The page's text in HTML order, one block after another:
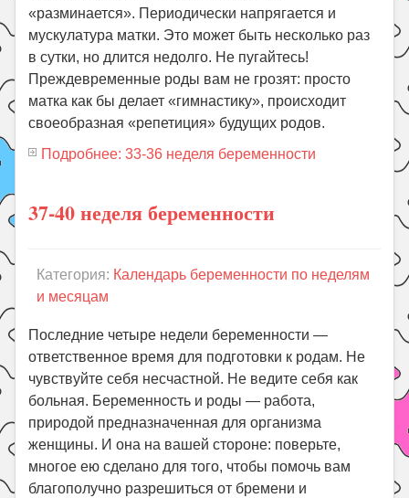
«разминается». Периодически напрягается и
мускулатура матки. Это может быть несколько раз
в сутки, но длится недолго. Не пугайтесь!
Преждевременные роды вам не грозят: просто
матка как бы делает «гимнастику», происходит
своеобразная «репетиция» будущих родов.
Подробнее: 33-36 неделя беременности
37-40 неделя беременности
Категория: Календарь беременности по неделям
и месяцам
Последние четыре недели беременности —
ответственное время для подготовки к родам. Не
чувствуйте себя несчастной. Не ведите себя как
больная. Беременность и роды — работа,
природой предназначенная для организма
женщины. И она на вашей стороне: поверьте,
многое ею сделано для того, чтобы помочь вам
благополучно разрешиться от бремени и